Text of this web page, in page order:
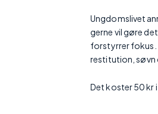
Ungdomslivet
gerne vil gøre
forstyrrer fokus.
restitution, søvn
Det koster 50 kr